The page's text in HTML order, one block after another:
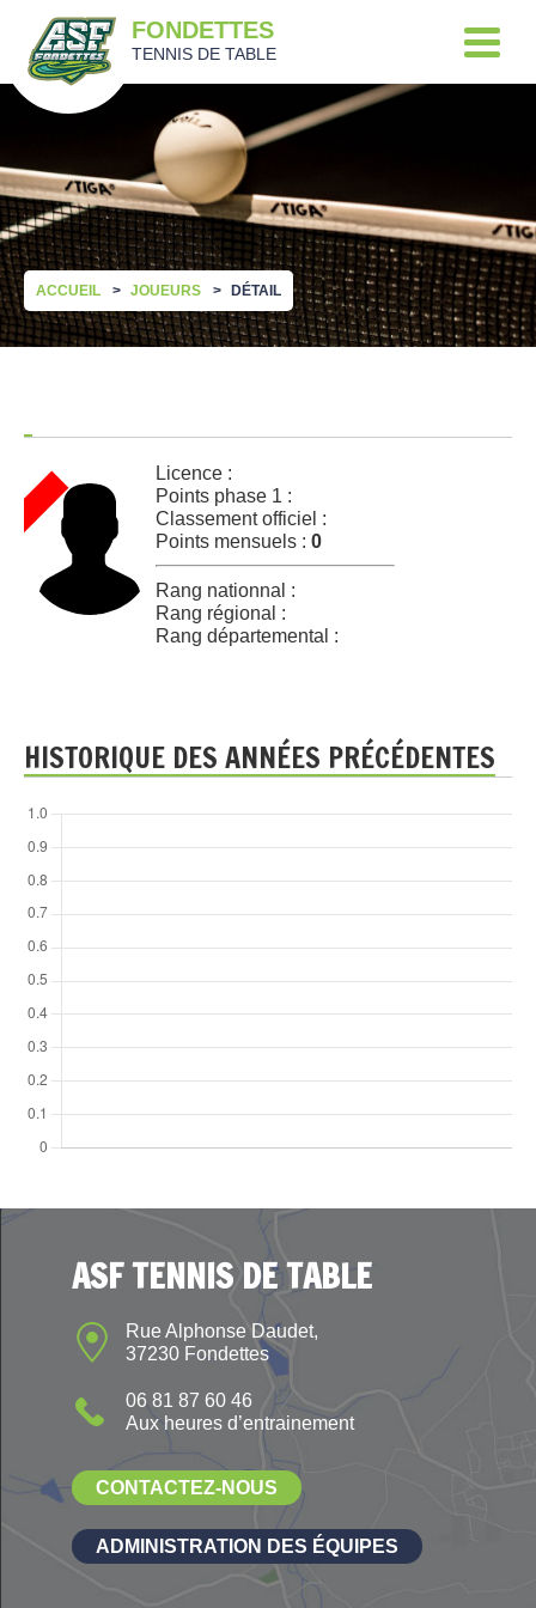
FONDETTES
TENNIS DE TABLE
ACCUEIL JOUEURS DÉTAIL
Licence :
Points phase 1 :
Classement officiel :
Points mensuels : 0
Rang nationnal :
Rang régional :
Rang départemental :
HISTORIQUE DES ANNÉES PRÉCÉDENTES
ASF TENNIS DE TABLE
Rue Alphonse Daudet,
37230 Fondettes
06 81 87 60 46
Aux heures d’entrainement
CONTACTEZ-NOUS
ADMINISTRATION DES ÉQUIPES